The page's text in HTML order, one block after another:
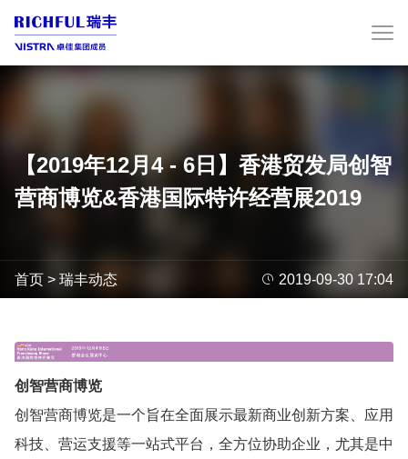
【2019年12月4 - 6日】香港贸发局创智
营商博览&香港国际特许经营展2019
首页 > 瑞丰动态  2019-09-30 17:04
创智营商博览
创智营商博览是一个旨在全面展示最新商业创新方案、应用
科技、营运支援等一站式平台，全方位协助企业，尤其是中